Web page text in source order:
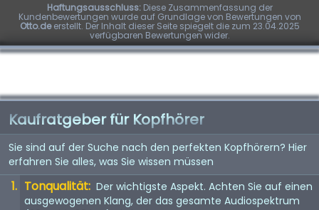
Haftungsausschluss:Diese Zusammenfassung der
Kundenbewertungen wurde auf Grundlage von Bewertungen von
Otto.deerstellt. Der Inhalt dieser Seite spiegelt die zum 23.04.2025
verfügbaren Bewertungen wider.
Kaufratgeber für Kopfhörer
Sie sind auf der Suche nach den perfekten Kopfhörern? Hier
erfahren Sie alles, was Sie wissen müssen
Tonqualität: Der wichtigste Aspekt. Achten Sie auf einen
ausgewogenen Klang, der das gesamte Audiospektrum